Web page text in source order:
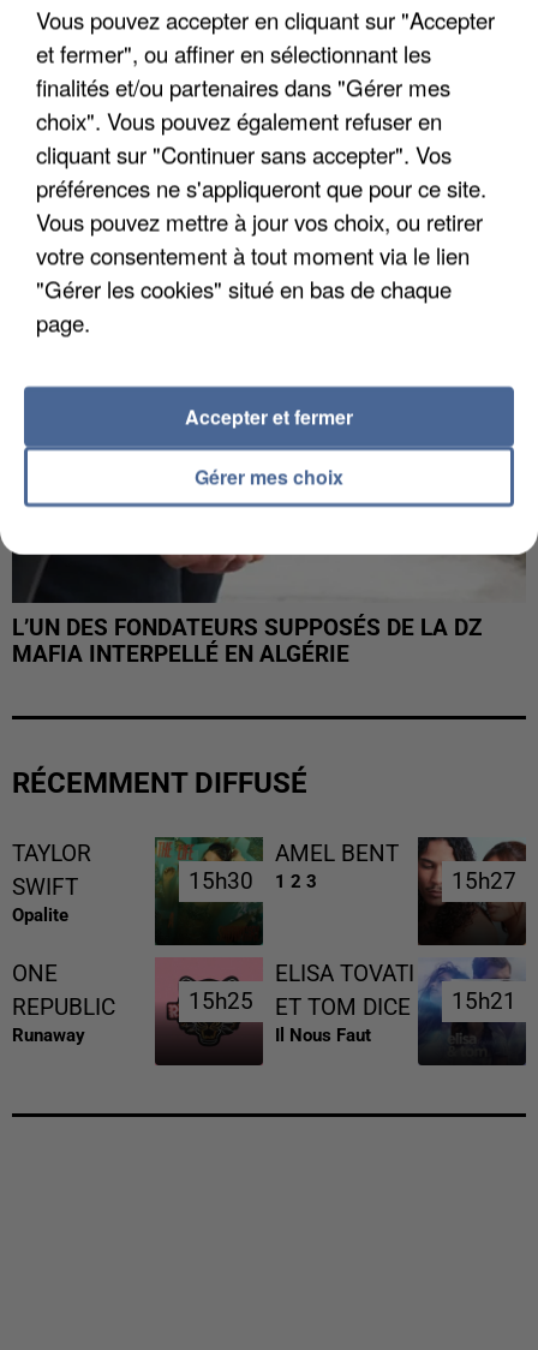
APRÈS TOUTES CES CANICULES, LES REFUGES
DE FAUNE SAUVAGE SONT...
L’UN DES FONDATEURS SUPPOSÉS DE LA DZ
MAFIA INTERPELLÉ EN ALGÉRIE
RÉCEMMENT DIFFUSÉ
TAYLOR
SWIFT
Opalite
15h30
15h30
AMEL BENT
1 2 3 15h27
15h27
ONE
REPUBLIC
Runaway
15h25
15h25
ELISA TOVATI
ET TOM DICE
Il Nous Faut
15h21
15h21
Vous pouvez accepter en cliquant sur "Accepter
et fermer", ou affiner en sélectionnant les
finalités et/ou partenaires dans "Gérer mes
choix". Vous pouvez également refuser en
cliquant sur "Continuer sans accepter". Vos
préférences ne s'appliqueront que pour ce site.
Vous pouvez mettre à jour vos choix, ou retirer
votre consentement à tout moment via le lien
"Gérer les cookies" situé en bas de chaque
page.
Gérer mes choix
Accepter et fermer